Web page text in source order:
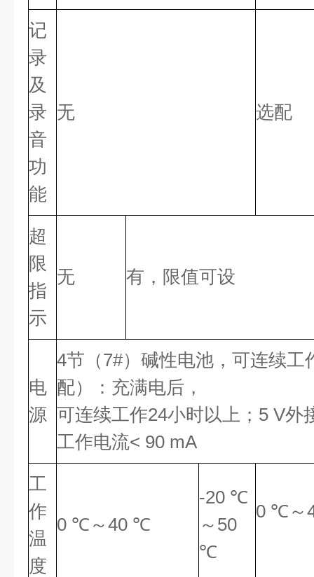
记
录
及
录
音
功
能
无 选配
超
限
指
示
无 有，限值可设
电
源
4节（7#）碱性电池，可连续工
配）：充满电后，
可连续工作24小时以上；5 V外
工作电流< 90 mA
工
作
温
度
0 ℃～40 ℃
-20 ℃
～50
℃
0 ℃～